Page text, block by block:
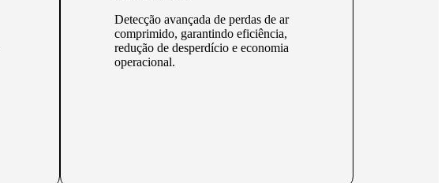
Detecção avançada de perdas de ar
comprimido, garantindo eficiência,
redução de desperdício e economia
operacional.